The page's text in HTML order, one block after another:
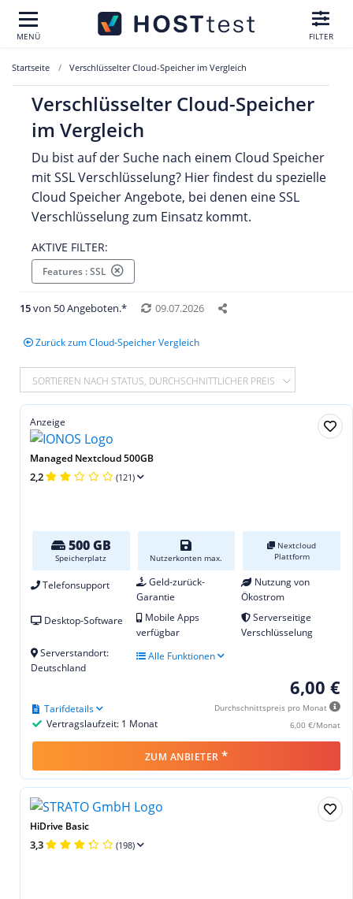
MENÜ FILTER
Startseite Verschlüsselter Cloud-Speicher im Vergleich
Verschlüsselter Cloud-Speicher
im Vergleich
Du bist auf der Suche nach einem Cloud Speicher
mit SSL Verschlüsselung? Hier findest du spezielle
Cloud Speicher Angebote, bei denen eine SSL
Verschlüsselung zum Einsatz kommt.
AKTIVE FILTER:
Features : SSL
15von 50 Angeboten.* 09.07.2026
Zurück zum Cloud-Speicher Vergleich
SORTIEREN NACH STATUS, DURCHSCHNITTLICHER PREIS
Anzeige
Managed Nextcloud 500GB
2,2 (121)
500 GB
Speicherplatz Nutzerkonten max.
Nextcloud
Plattform
Telefonsupport
Geld-zurück-
Garantie
Nutzung von
Ökostrom
Desktop-Software
Mobile Apps
verfügbar
Serverseitige
Verschlüsselung
Serverstandort:
Deutschland
Alle Funktionen
6,00 €
Durchschnittspreis pro Monat
6,00 €/Monat
Vertragslaufzeit: 1 Monat
Tarifdetails
ZUM ANBIETER *
HiDrive Basic
3,3 (198)